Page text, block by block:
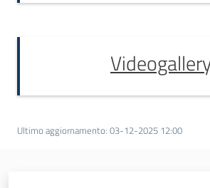
europeo di
sviluppo
Fesr
Ultimo aggiornamento: 03-12-2025 12:00